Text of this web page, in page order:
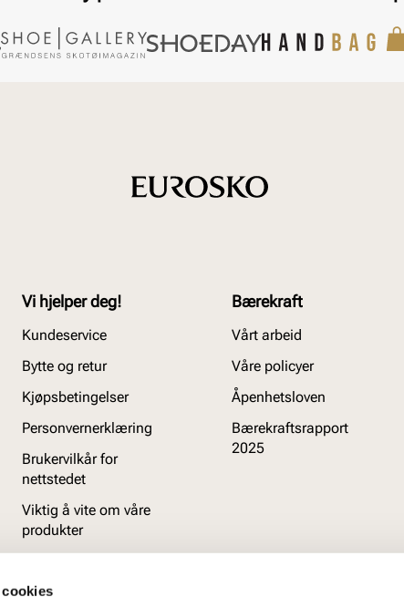
Vi hjelper deg!
Kundeservice
Bytte og retur
Kjøpsbetingelser
Personvernerklæring
Brukervilkår for
nettstedet
Viktig å vite om våre
produkter
Bærekraft
Vårt arbeid
Våre policyer
Åpenhetsloven
Bærekraftsrapport
2025